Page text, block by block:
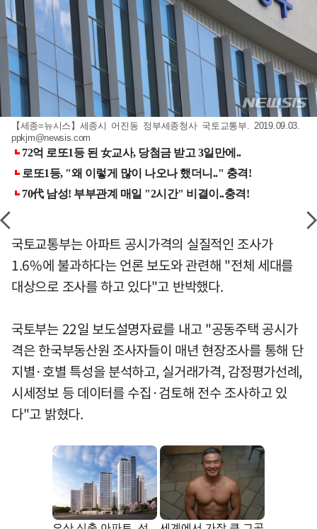
【세종=뉴시스】세종시 어진동 정부세종청사 국토교통부. 2019.09.03.
ppkjm@newsis.com
국토교통부는 아파트 공시가격의 실질적인 조사가
1.6%에 불과하다는 언론 보도와 관련해 "전체 세대를
대상으로 조사를 하고 있다"고 반박했다.
국토부는 22일 보도설명자료를 내고 "공동주택 공시가
격은 한국부동산원 조사자들이 매년 현장조사를 통해 단
지별·호별 특성을 분석하고, 실거래가격, 감정평가선례,
시세정보 등 데이터를 수집·검토해 전수 조사하고 있
다"고 밝혔다.